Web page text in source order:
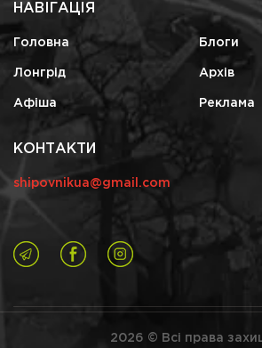
НАВІГАЦІЯ
Головна Блоги
Лонгрід Архів
Афіша Реклама
КОНТАКТИ
shipovnikua@gmail.com
2026 © Всі права